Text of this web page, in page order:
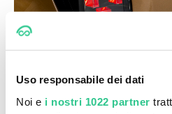
Uso responsabile dei dati
Noi e i nostri 1022 partner